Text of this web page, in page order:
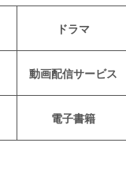
ドラマ
動画配信サービス
電子書籍